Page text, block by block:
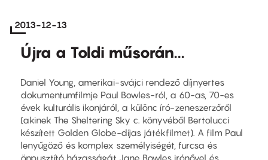
2013-12-13
Újra a Toldi műsorán...
Daniel Young, amerikai-svájci rendező díjnyertes
dokumentumfilmje Paul Bowles-ról, a 60-as, 70-es
évek kulturális ikonjáról, a különc író-zeneszerzőről
(akinek The Sheltering Sky c. könyvéből Bertolucci
készített Golden Globe-díjas játékfilmet). A film Paul
lenyűgöző és komplex személyiségét, furcsa és
önpusztító házasságát Jane Bowles irónővel és